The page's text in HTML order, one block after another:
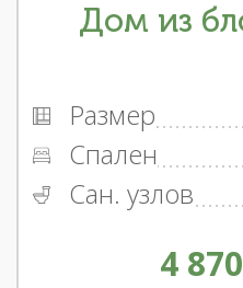
Дом из
Размер
Спален
Сан. узлов
4